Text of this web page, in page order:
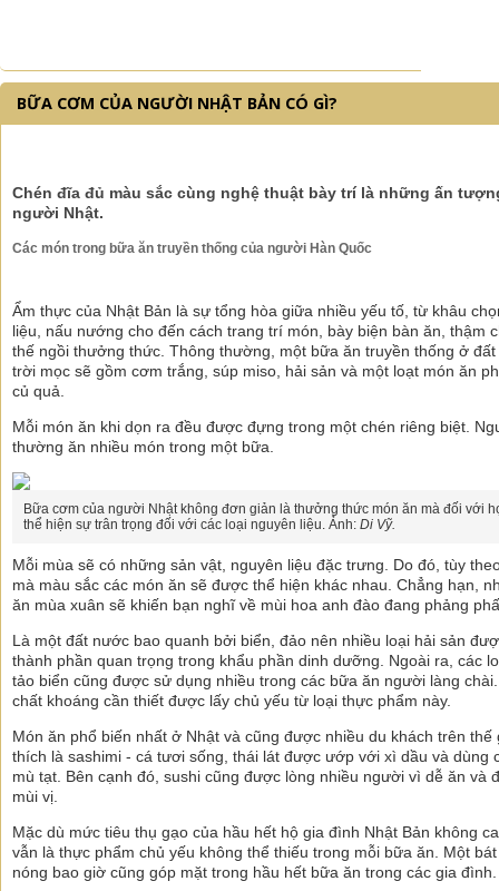
BỮA CƠM CỦA NGƯỜI NHẬT BẢN CÓ GÌ?
Chén đĩa đủ màu sắc cùng nghệ thuật bày trí là những ấn
người Nhật.
Các món trong bữa ăn truyền thống của người Hàn Quốc
Ẩm thực của Nhật Bản là sự tổng hòa giữa nhiều yếu tố, từ khâu
liệu, nấu nướng cho đến cách trang trí món, bày biện bàn ăn, thậm
thế ngồi thưởng thức. Thông thường, một bữa ăn truyền thống ở
trời mọc sẽ gồm cơm trắng, súp miso, hải sản và một loạt món ăn
củ quả.
Mỗi món ăn khi dọn ra đều được đựng trong một chén riêng biệt.
thường ăn nhiều món trong một bữa.
Bữa cơm của người Nhật không đơn giản là thưởng thức món ăn mà đối với
thể hiện sự trân trọng đối với các loại nguyên liệu. Ảnh: Di Vỹ.
Mỗi mùa sẽ có những sản vật, nguyên liệu đặc trưng. Do đó, tùy
mà màu sắc các món ăn sẽ được thể hiện khác nhau. Chẳng hạn,
ăn mùa xuân sẽ khiến bạn nghĩ về mùi hoa anh đào đang phảng
Là một đất nước bao quanh bởi biển, đảo nên nhiều loại hải sản
thành phần quan trọng trong khẩu phần dinh dưỡng. Ngoài ra, các
tảo biển cũng được sử dụng nhiều trong các bữa ăn người làng
chất khoáng cần thiết được lấy chủ yếu từ loại thực phẩm này.
Món ăn phổ biến nhất ở Nhật và cũng được nhiều du khách trên thế
thích là sashimi - cá tươi sống, thái lát được ướp với xì dầu và dùng
mù tạt. Bên cạnh đó, sushi cũng được lòng nhiều người vì dễ ăn và
mùi vị.
Mặc dù mức tiêu thụ gạo của hầu hết hộ gia đình Nhật Bản không
vẫn là thực phẩm chủ yếu không thể thiếu trong mỗi bữa ăn. Một
nóng bao giờ cũng góp mặt trong hầu hết bữa ăn trong các gia đình.